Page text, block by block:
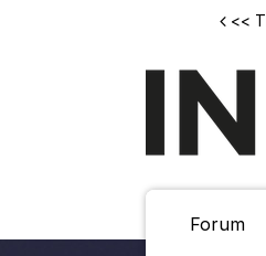
<<
Forum